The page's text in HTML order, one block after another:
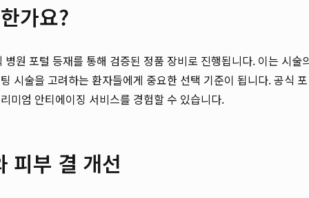
가요?
원 포털 등재를 통해 검증된 정품 장비로 진행됩니다. 이는 시술
시술을 고려하는 환자들에게 중요한 선택 기준이 됩니다. 공식 포
미엄 안티에이징 서비스를 경험할 수 있습니다.
피부 결 개선